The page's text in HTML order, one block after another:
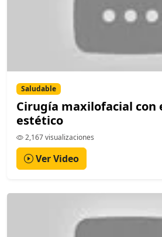
Saludable
Cirugía maxilofacial con
estético
2,167 visualizaciones
Ver Video